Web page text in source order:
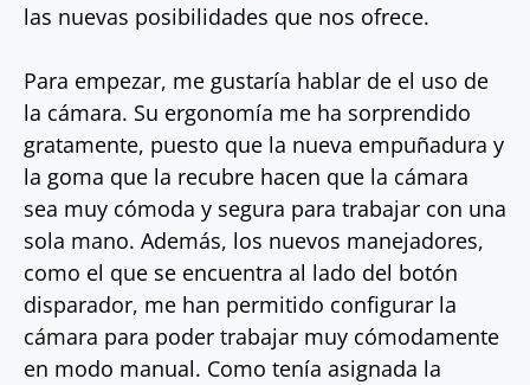
las nuevas posibilidades que nos ofrece.
Para empezar, me gustaría hablar de el uso de
la cámara. Su ergonomía me ha sorprendido
gratamente, puesto que la nueva empuñadura y
la goma que la recubre hacen que la cámara
sea muy cómoda y segura para trabajar con una
sola mano. Además, los nuevos manejadores,
como el que se encuentra al lado del botón
disparador, me han permitido configurar la
cámara para poder trabajar muy cómodamente
en modo manual. Como tenía asignada la